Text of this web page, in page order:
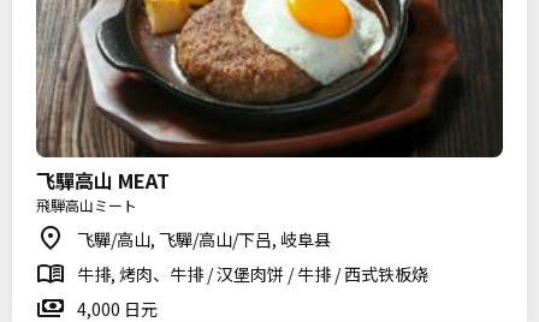
飞驒高山 MEAT
飛騨高山ミート
飞驒/高山, 飞驒/高山/下吕, 岐阜县
牛排, 烤肉、牛排 / 汉堡肉饼 / 牛排 / 西式铁板烧
4,000 日元